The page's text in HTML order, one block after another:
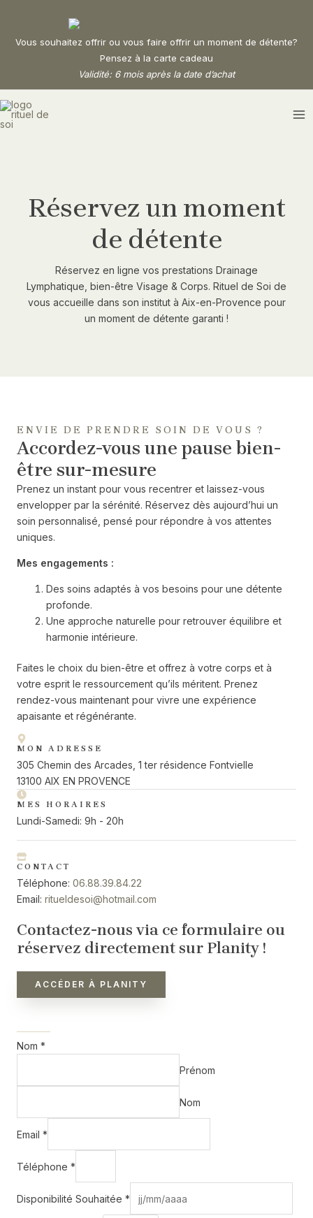
contenu
Vous souhaitez offrir ou vous faire offrir un moment de détente?
Pensez à la carte cadeau
Validité: 6 mois après la date d’achat
Réservez un moment
de détente
Réservez en ligne vos prestations Drainage
Lymphatique, bien-être Visage & Corps. Rituel de Soi de
vous accueille dans son institut à Aix-en-Provence pour
un moment de détente garanti !
ENVIE DE PRENDRE SOIN DE VOUS ?
Accordez-vous une pause bien-
être sur-mesure
Prenez un instant pour vous recentrer et laissez-vous
envelopper par la sérénité. Réservez dès aujourd’hui un
soin personnalisé, pensé pour répondre à vos attentes
uniques.
Mes engagements :
Des soins adaptés à vos besoins pour une détente
profonde.
Une approche naturelle pour retrouver équilibre et
harmonie intérieure.
Faites le choix du bien-être et offrez à votre corps et à
votre esprit le ressourcement qu’ils méritent. Prenez
rendez-vous maintenant pour vivre une expérience
apaisante et régénérante.
MON ADRESSE
305 Chemin des Arcades, 1 ter résidence Fontvielle
13100 AIX EN PROVENCE
MES HORAIRES
Lundi-Samedi: 9h - 20h
CONTACT
Téléphone: 06.88.39.84.22
Email: ritueldesoi@hotmail.com
Contactez-nous via ce formulaire ou
réservez directement sur Planity !
ACCÉDER À PLANITY
Nom *
Prénom
Nom
Email *
Téléphone *
Disponibilité Souhaitée *